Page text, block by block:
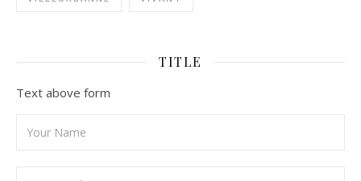
TITLE
Text above form